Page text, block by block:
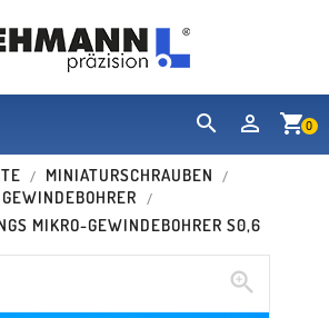
shopping_cart0

MINIATURSCHRAUBEN
GEWINDEBOHRER
MIKRO-GEWINDEBOHRER S0,6
